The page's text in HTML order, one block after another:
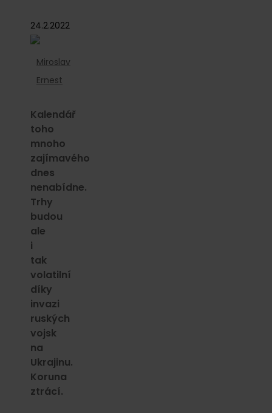
24.2.2022
Miroslav
Ernest
Kalendář
toho
mnoho
zajímavého
dnes
nenabídne.
Trhy
budou
ale
i
tak
volatilní
díky
invazi
ruských
vojsk
na
Ukrajinu.
Koruna
ztrácí.